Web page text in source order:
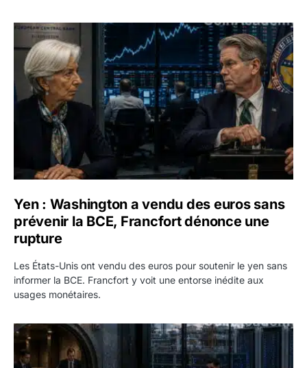
Yen : Washington a vendu des euros sans prévenir la
Yen : Washington a vendu des euros sans
prévenir la BCE, Francfort dénonce une
rupture
Les États-Unis ont vendu des euros pour soutenir le yen sans
informer la BCE. Francfort y voit une entorse inédite aux
usages monétaires.
Jane Street négocie le transfert de 11 milliards de